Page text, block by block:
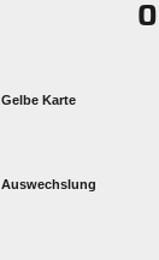

Gelbe Karte
Auswechslung